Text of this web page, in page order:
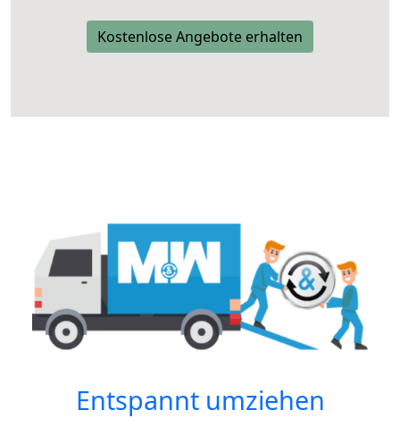
Kostenlose Angebote erhalten
Entspannt umziehen